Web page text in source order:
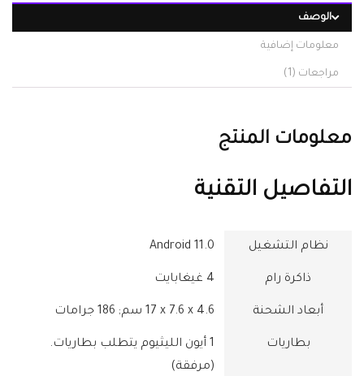
الوصف
معلومات إضافية
مراجعات (1)
معلومات المنتج
التفاصيل التقنية
نظام التشغيل ‎Android 11.0
ذاكرة رام ‎4 غيغابايت
أبعاد الشحنة ‎17 x 7.6 x 4.6 سم; 186 جرامات
بطاريات
‎1 أيون الليثيوم يتطلب بطاريات.
(مرفقة)